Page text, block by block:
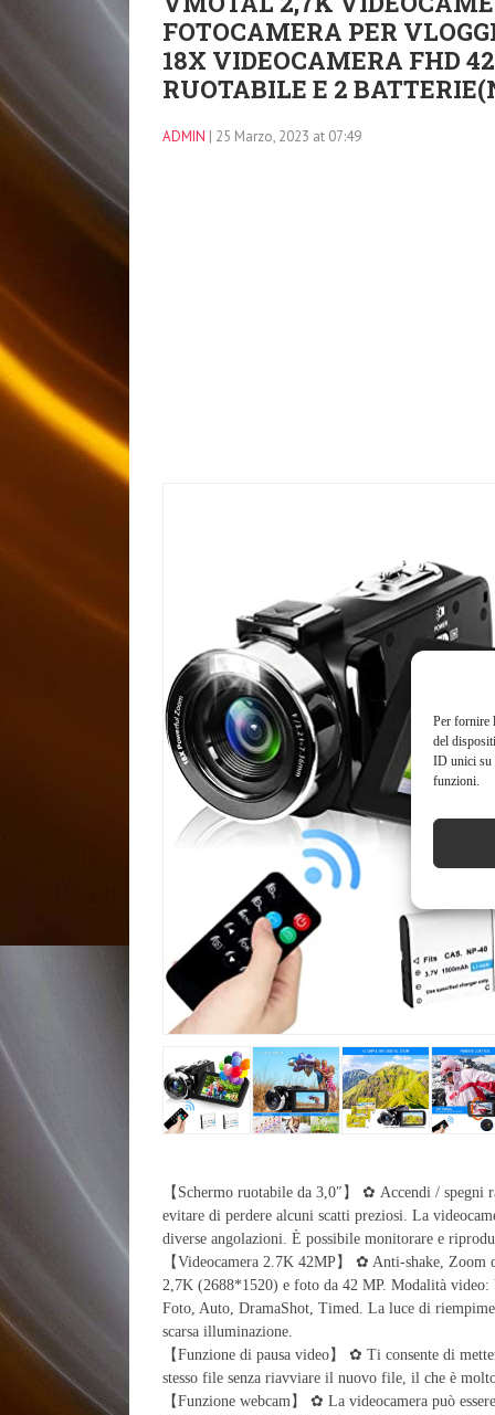
Per fornire
del
ID unici su
funzioni.
FOTOCAMERA PER
18X VIDEOCAMERA FHD
RUOTABILE E 2
ADMIN | 25 Marzo, 2023 at 07:49
【Schermo ruotabile da 3,0″】 ✿ Accendi / spegni
evitare di perdere alcuni scatti preziosi. La
diverse angolazioni. È possibile monitorare e
【Videocamera 2.7K 42MP】 ✿ Anti-shake,
2,7K (2688*1520) e foto da 42 MP. Modalità
Foto, Auto, DramaShot, Timed. La luce di
scarsa illuminazione.
【Funzione di pausa video】 ✿ Ti consente di
stesso file senza riavviare il nuovo file, il che è
【Funzione webcam】 ✿ La videocamera può